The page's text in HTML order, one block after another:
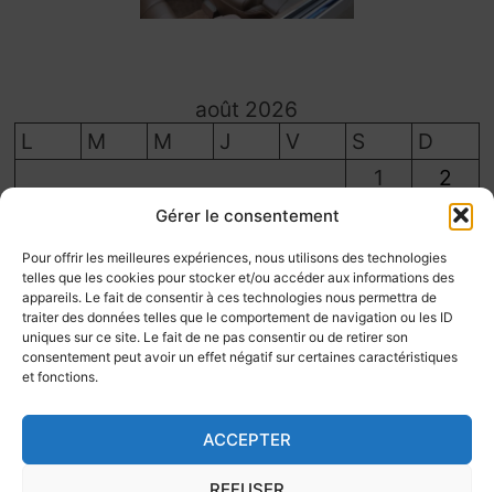
Gérer le consentement
Pour offrir les meilleures expériences, nous utilisons des technologies
telles que les cookies pour stocker et/ou accéder aux informations des
appareils. Le fait de consentir à ces technologies nous permettra de
traiter des données telles que le comportement de navigation ou les ID
uniques sur ce site. Le fait de ne pas consentir ou de retirer son
consentement peut avoir un effet négatif sur certaines caractéristiques
et fonctions.
ACCEPTER
août 2026
L
M M J V S
D
1
2
5 6 7
9
10
11 12 13 14 15
16
17
18 19 20 21 22
23
24
25 26 27 28 29
30
31
« Juil